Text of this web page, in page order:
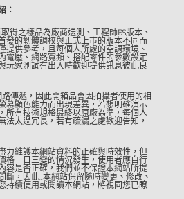
︰
得之樣品為廠商送測、工程師ES版本、
發的韌體調校與正式上市的版本不同而
提供參考，且每個人所處的空調環境、
電壓、網路寬頻、搭配零件的參數設定
玩家測試有出入時歡迎提供訊息彼此良
傳遞，因此開箱品會因拍攝者使用的相
幕顯色能力而出現差異，若想明確演示
所有技術規格最終以原廠為準，每個人
法太過冗長，若有疏漏之處歡迎告知，
力維護本網站資料的正確與時效性，但
格一日三變的情況發生，使用者應自行
容是否正確，我們並不保證本網站所提
斷，因此…本網站保留隨時變更、修改、
持續使用或閱讀本網站，將視同您已瞭